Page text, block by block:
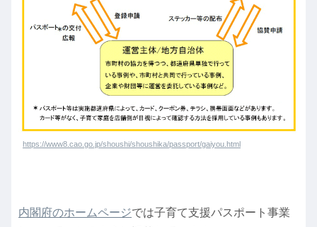
https://www8.cao.go.jp/shoushi/shoushika/passport/gaiyou.html
内閣府のホームページでは子育て支援パスポート事業